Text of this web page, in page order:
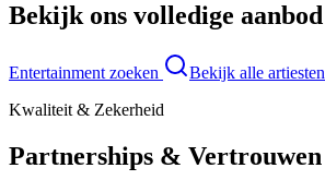
Bekijk ons volledige aanbod
Entertainment zoeken
Bekijk alle artiesten
Kwaliteit & Zekerheid
Partnerships & Vertrouwen